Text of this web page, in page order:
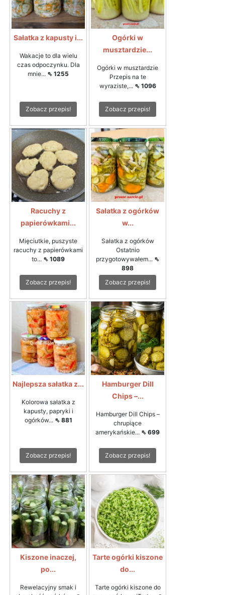
Sałatka z kapusty i...
Wakacje to dla wielu
czas odpoczynku. Dla
mnie... ⇖ 1255
Zobacz przepis!
Ogórki w
musztardzie...
Ogórki w musztardzie
Przepis na te
wyraziste,... ⇖ 1096
Zobacz przepis!
Racuchy z
papierówkami...
Mięciutkie, puszyste
racuchy z papierówkami
to... ⇖ 1089
Zobacz przepis!
Sałatka z ogórków
w...
Sałatka z ogórków
Ostatnio
przygotowywałem... ⇖
898
Zobacz przepis!
Najlepsza sałatka z...
Kolorowa sałatka z
kapusty, papryki i
ogórków... ⇖ 881
Zobacz przepis!
Hamburger Dill
Chips –...
Hamburger Dill Chips –
chrupiące
amerykańskie... ⇖ 699
Zobacz przepis!
Kiszone inaczej,
po...
Rewelacyjny smak i
Tarte ogórki kiszone
do...
Tarte ogórki kiszone do